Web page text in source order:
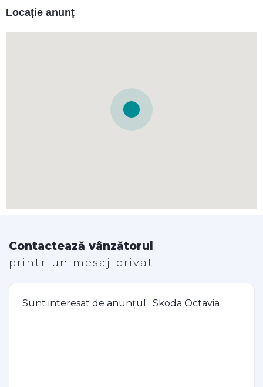
Locație anunț
Contactează vânzătorul
printr-un mesaj privat